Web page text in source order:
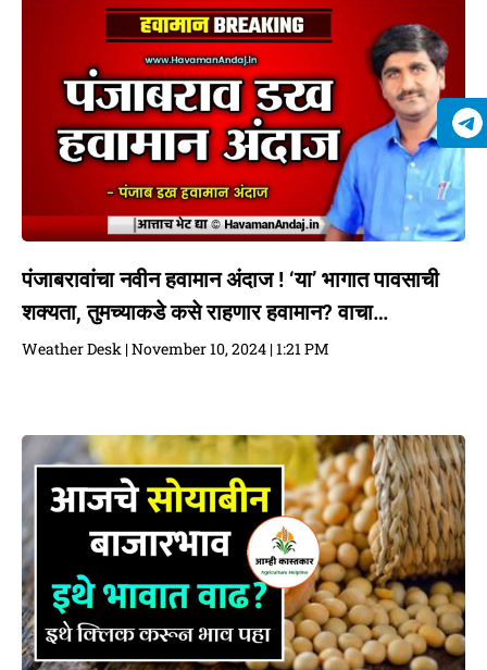
पंजाबरावांचा नवीन हवामान अंदाज ! ‘या’ भागात पावसाची
शक्यता, तुमच्याकडे कसे राहणार हवामान? वाचा…
Weather Desk November 10, 2024 1:21 PM